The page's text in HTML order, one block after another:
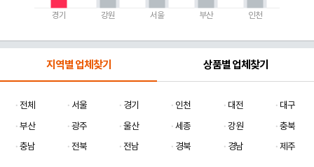
경기 강원 서울 부산 인천
지역별 업체찾기 상품별 업체찾기
전체 서울 경기 인천 대전
대구
부산
광주 울산 세종 강원
충북
충남
전북 전남 경북 경남 제주